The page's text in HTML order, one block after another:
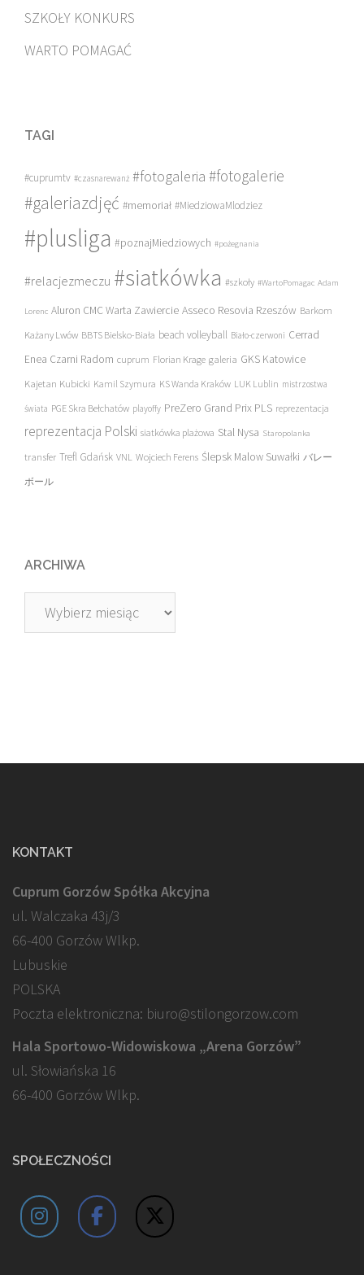
SZKOŁY KONKURS
WARTO POMAGAĆ
TAGI
#cuprumtv #czasnarewanż #fotogaleria #fotogalerie
#galeriazdjęć #memoriał #MiedziowaMlodziez
#plusliga #poznajMiedziowych #pożegnania
#relacjezmeczu #siatkówka #szkoły #WartoPomagac Adam
Lorenc Aluron CMC Warta Zawiercie Asseco Resovia Rzeszów Barkom
Każany Lwów BBTS Bielsko-Biała beach volleyball Biało-czerwoni Cerrad
Enea Czarni Radom cuprum Florian Krage galeria GKS Katowice
Kajetan Kubicki Kamil Szymura KS Wanda Kraków LUK Lublin mistrzostwa
świata PGE Skra Bełchatów playoffy PreZero Grand Prix PLS reprezentacja
reprezentacja Polski siatkówka plażowa Stal Nysa Staropolanka
transfer Trefl Gdańsk VNL Wojciech Ferens Ślepsk Malow Suwałki バレー
ボール
ARCHIWA
Archiwa
KONTAKT
Cuprum Gorzów Spółka Akcyjna
ul. Walczaka 43j/3
66-400 Gorzów Wlkp.
Lubuskie
POLSKA
Poczta elektroniczna: biuro@stilongorzow.com
Hala Sportowo-Widowiskowa „Arena Gorzów”
ul. Słowiańska 16
66-400 Gorzów Wlkp.
SPOŁECZNOŚCI